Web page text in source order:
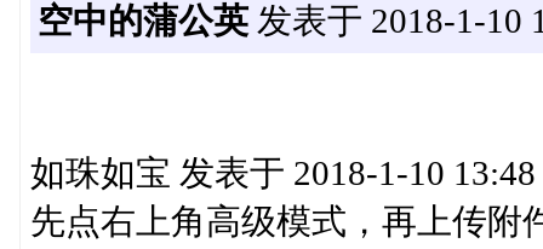
空中的蒲公英发表于 2018-1-10
如珠如宝 发表于 2018-1-10 13:48
先点右上角高级模式，再上传附